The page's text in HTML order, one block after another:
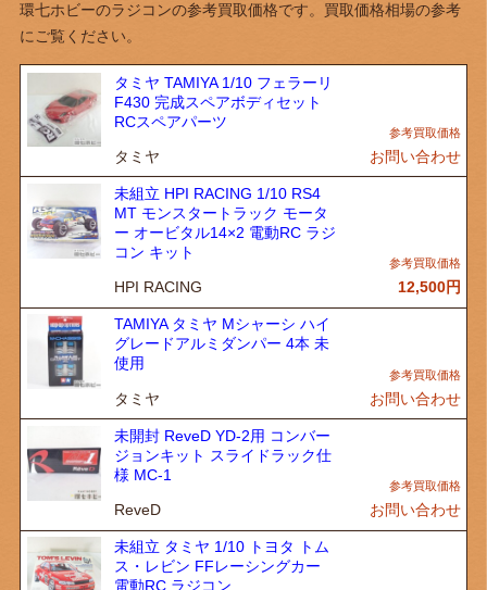
環七ホビーのラジコンの参考買取価格です。買取価格相場の参考
にご覧ください。
タミヤ TAMIYA 1/10 フェラーリ
F430 完成スペアボディセット
RCスペアパーツ
タミヤ お問い合わせ
未組立 HPI RACING 1/10 RS4
MT モンスタートラック モータ
ー オービタル14×2 電動RC ラジ
コン キット
HPI RACING 12,500円
TAMIYA タミヤ Mシャーシ ハイ
グレードアルミダンパー 4本 未
使用
タミヤ お問い合わせ
未開封 ReveD YD-2用 コンバー
ジョンキット スライドラック仕
様 MC-1
ReveD お問い合わせ
未組立 タミヤ 1/10 トヨタ トム
ス・レビン FFレーシングカー
電動RC ラジコン